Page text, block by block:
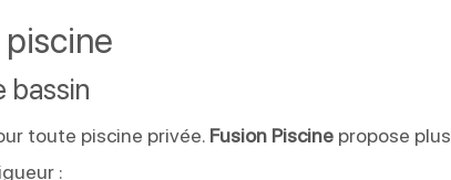
bassin
toute piscine privée. Fusion Piscine propose
: